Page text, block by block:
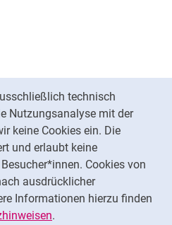
technisch
Nutzungsanalyse mit der
keine Cookies ein. Die
und erlaubt keine
Cookies von
ausdrücklicher
Informationen hierzu finden
.